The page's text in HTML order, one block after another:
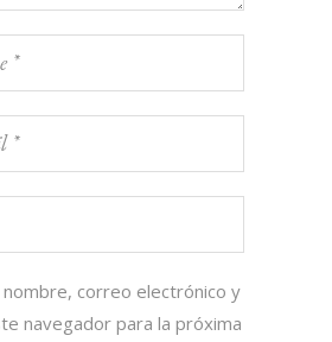
nombre, correo electrónico y
navegador para la próxima